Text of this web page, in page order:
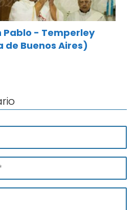
Pablo - Temperley
de Buenos Aires)